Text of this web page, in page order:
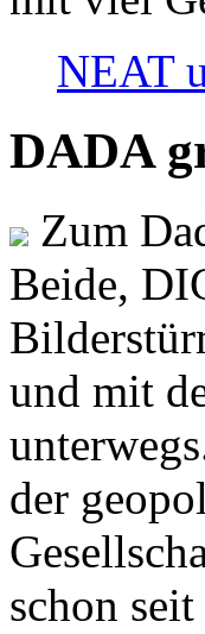
NEAT
DADA
Zum
Beide,
und mit
der
schon